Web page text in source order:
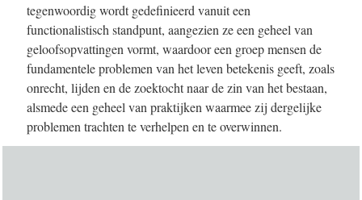
tegenwoordig wordt gedefinieerd vanuit een
functionalistisch standpunt, aangezien ze een geheel van
geloofsopvattingen vormt, waardoor een groep mensen de
fundamentele problemen van het leven betekenis geeft, zoals
onrecht, lijden en de zoektocht naar de zin van het bestaan,
alsmede een geheel van praktijken waarmee zij dergelijke
problemen trachten te verhelpen en te overwinnen.